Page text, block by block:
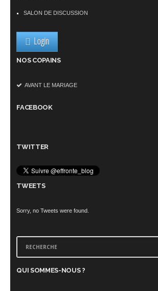
SALON DE DISCUSSION
Login
NOS COPAINS
AVANT LE MARIAGE
FACEBOOK
TWITTER
TWEETS
Sorry, no Tweets were found.
QUI SOMMES-NOUS ?